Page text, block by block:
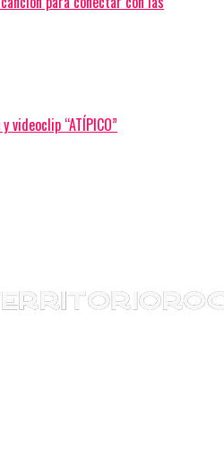
videoclip “ATÍPICO”